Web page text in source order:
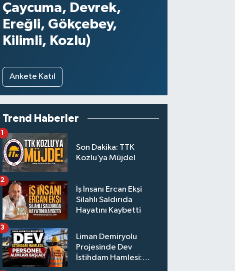
Çaycuma, Devrek,
Ereğli, Gökçebey,
Kilimli, Kozlu)
Ankete Katıl
Trend Haberler
Son Dakika: TTK
Kozlu’ya Müjde!
1
İş İnsanı Ercan Ekşi
Silahlı Saldırıda
Hayatını Kaybetti
2
Liman Demiryolu
Projesinde Dev
İstihdam Hamlesi:
3